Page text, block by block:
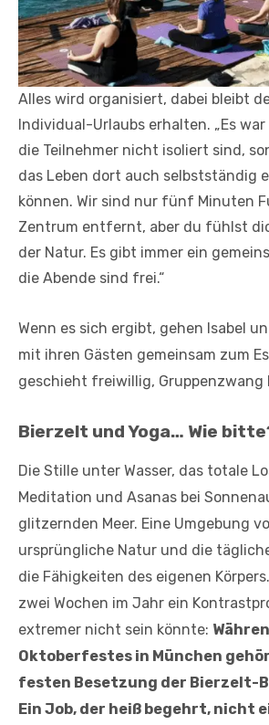
Alles wird organisiert, dabei bleibt
Individual-Urlaubs erhalten. „Es
die Teilnehmer nicht isoliert sind,
das Leben dort auch selbstständig
können. Wir sind nur fünf Minuten
Zentrum entfernt, aber du fühlst
der Natur. Es gibt immer ein
die Abende sind frei.“
Wenn es sich ergibt, gehen Isabel
mit ihren Gästen gemeinsam zum
geschieht freiwillig, Gruppenzwang
Bierzelt und Yoga… Wie
Die Stille unter Wasser, das totale
Meditation und Asanas bei
glitzernden Meer. Eine Umgebung
ursprüngliche Natur und die
die Fähigkeiten des eigenen
zwei Wochen im Jahr ein
extremer nicht sein könnte:
Oktoberfestes in München
festen Besetzung der Bierzelt-
Ein Job, der heiß begehrt, nicht